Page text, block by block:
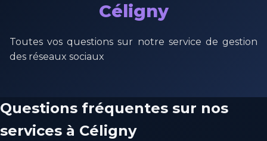
Céligny
Toutes vos questions sur notre service de gestion
des réseaux sociaux
Questions fréquentes sur nos
services à Céligny